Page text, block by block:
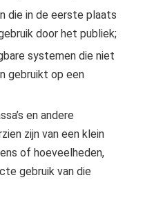
die in de eerste plaats
door het publiek;
systemen die niet
gebruikt op een
en andere
zijn van een klein
of hoeveelheden,
gebruik van die